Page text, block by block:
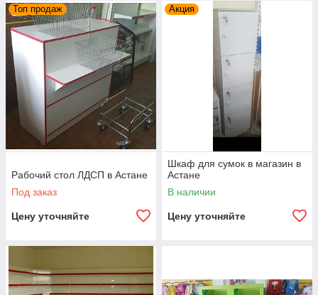
Топ продаж
Рабочий стол ЛДСП в Астане
Под заказ
Цену уточняйте
Акция
Шкаф для сумок в магазин в
Астане
В наличии
Цену уточняйте